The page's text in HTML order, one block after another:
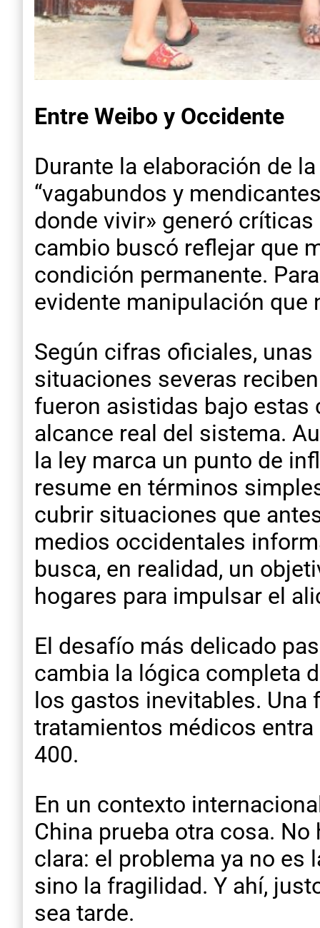
Entre Weibo y Occidente
Durante la elaboración de
“vagabundos y
donde vivir» generó críticas
cambio buscó reflejar que
condición permanente.
evidente manipulación que
Según cifras oficiales,
situaciones severas
fueron asistidas bajo estas
alcance real del sistema.
la ley marca un punto de
resume en términos
cubrir situaciones que
medios occidentales
busca, en realidad, un
hogares para impulsar el
El desafío más delicado
cambia la lógica completa
los gastos inevitables.
tratamientos médicos
400.
En un contexto
China prueba otra cosa.
clara: el problema ya no es
sino la fragilidad. Y ahí,
sea tarde.